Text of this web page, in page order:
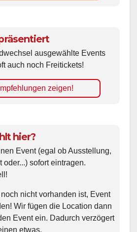
ausgewählte Events
auch noch Freitickets!
zeigen!
hier?
Event (egal ob Ausstellung,
oder...) sofort eintragen.
nicht vorhanden ist, Event
Wir fügen die Location dann
Event ein. Dadurch verzögert
etwas.